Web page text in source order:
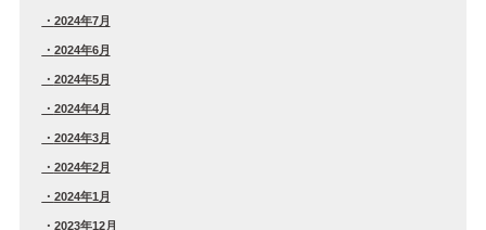
2024年7月
2024年6月
2024年5月
2024年4月
2024年3月
2024年2月
2024年1月
2023年12月